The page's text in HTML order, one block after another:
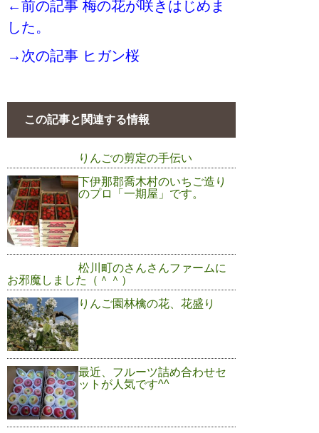
←前の記事 梅の花が咲きはじめま
した。
→次の記事 ヒガン桜
この記事と関連する情報
りんごの剪定の手伝い
下伊那郡喬木村のいちご造り
のプロ「一期屋」です。
松川町のさんさんファームに
お邪魔しました（＾＾）
りんご園林檎の花、花盛り
最近、フルーツ詰め合わせセ
ットが人気です^^